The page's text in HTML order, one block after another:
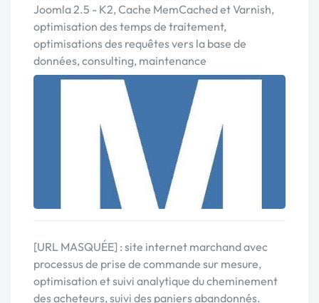
Joomla 2.5 - K2, Cache MemCached et Varnish,
optimisation des temps de traitement,
optimisations des requêtes vers la base de
données, consulting, maintenance
[URL MASQUÉE] : site internet marchand avec
processus de prise de commande sur mesure,
optimisation et suivi analytique du cheminement
des acheteurs, suivi des paniers abandonnés.